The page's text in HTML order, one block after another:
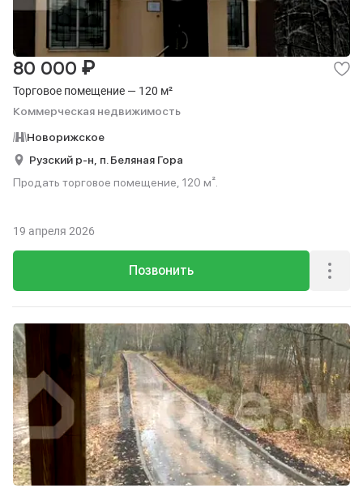
Торговое помещение — 120 м²
Коммерческая недвижимость
80 000 ₽
Новорижское
Рузский р-н, п. Беляная Гора
Продать торговое помещение, 120 м².
Позвонить
19 апреля 2026